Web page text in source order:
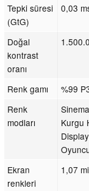
Tepki süresi
(GtG)
0,03
Doğal
kontrast
oranı
Renk gamı
%99
Renk
modları
Kurgu
Ekran
renkleri
1,07